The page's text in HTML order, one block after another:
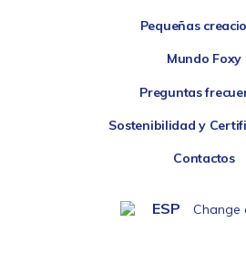
Pequeñas
Mundo Foxy
Preguntas
Sostenibilidad y
Contactos
ESP Change